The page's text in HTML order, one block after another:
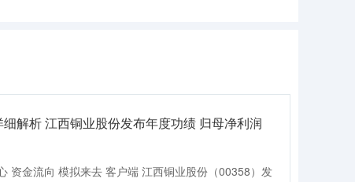
解析 江西铜业股份发布年度功绩 归母净利润
资金流向 模拟来去 客户端 江西铜业股份（00358）发